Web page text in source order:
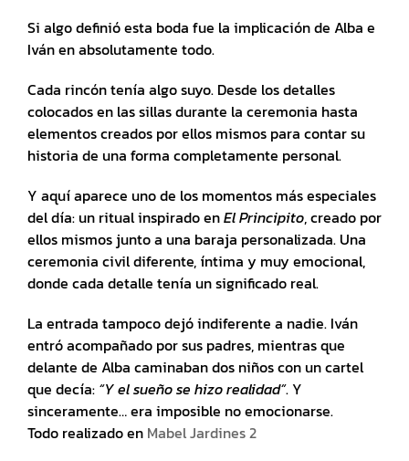
Si algo definió esta boda fue la implicación de Alba e
Iván en absolutamente todo.
Cada rincón tenía algo suyo. Desde los detalles
colocados en las sillas durante la ceremonia hasta
elementos creados por ellos mismos para contar su
historia de una forma completamente personal.
Y aquí aparece uno de los momentos más especiales
del día: un ritual inspirado enEl Principito, creado por
ellos mismos junto a una baraja personalizada. Una
ceremonia civil diferente, íntima y muy emocional,
donde cada detalle tenía un significado real.
La entrada tampoco dejó indiferente a nadie. Iván
entró acompañado por sus padres, mientras que
delante de Alba caminaban dos niños con un cartel
que decía: “Y el sueño se hizo realidad”. Y
sinceramente… era imposible no emocionarse.
Todo realizado en Mabel Jardines 2